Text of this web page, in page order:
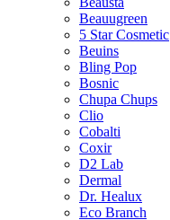
Beauugreen
5 Star Cosmetic
Beuins
Bling Pop
Bosnic
Chupa Chups
Clio
Cobalti
Coxir
D2 Lab
Dermal
Dr. Healux
Eco Branch